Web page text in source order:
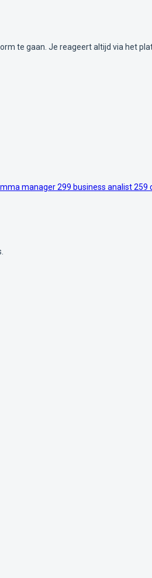
te gaan. Je reageert altijd via het
manager299 business analist259